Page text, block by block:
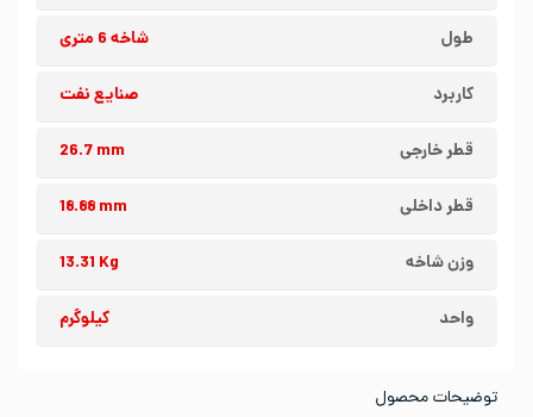
طول شاخه 6 متری
کاربرد صنایع نفت
قطر خارجی 26.7 mm
قطر داخلی 18.88 mm
وزن شاخه 13.31 Kg
واحد کیلوگرم
توضیحات محصول